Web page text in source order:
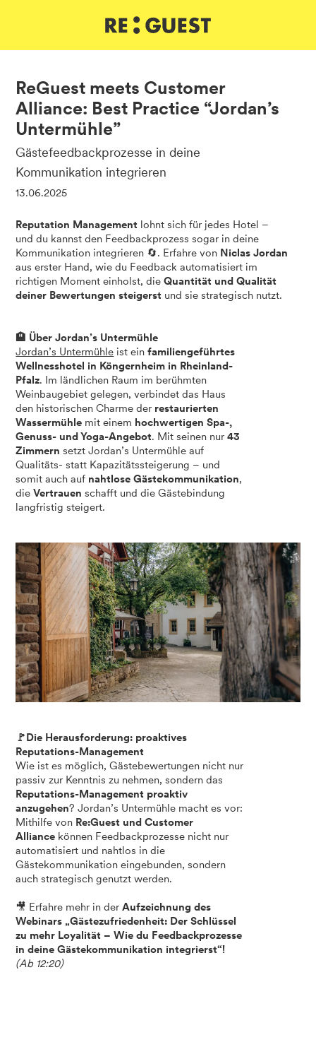
ReGuest meets Customer
Alliance: Best Practice “Jordan’s
Untermühle”
Gästefeedbackprozesse in deine
Kommunikation integrieren
13.06.2025
Reputation Management lohnt sich für jedes Hotel –
und du kannst den Feedbackprozess sogar in deine
Kommunikation integrieren 🔄. Erfahre von Niclas Jordan
aus erster Hand, wie du Feedback automatisiert im
richtigen Moment einholst, dieQuantität und Qualität
deiner Bewertungen steigerst und sie strategisch nutzt.
🏨 Über Jordan’s Untermühle
Jordan’s Untermühle ist einfamiliengeführtes
Wellnesshotel in Köngernheim in Rheinland-
Pfalz. Im ländlichen Raum im berühmten
Weinbaugebiet gelegen, verbindet das Haus
den historischen Charme der restaurierten
Wassermühle mit einem hochwertigen Spa-,
Genuss- und Yoga-Angebot. Mit seinen nur43
Zimmern setzt Jordan’s Untermühle auf
Qualitäts- statt Kapazitätssteigerung – und
somit auch auf nahtlose Gästekommunikation,
dieVertrauenschafft und die Gästebindung
langfristig steigert.
🚩Die Herausforderung: proaktives
Reputations-Management
Wie ist es möglich, Gästebewertungen nicht nur
passiv zur Kenntnis zu nehmen, sondern das
Reputations-Management proaktiv
anzugehen? Jordan’s Untermühle macht es vor:
Mithilfe von Re:Guest und Customer
Alliance können Feedbackprozesse nicht nur
automatisiert und nahtlos in die
Gästekommunikation eingebunden, sondern
auch strategisch genutzt werden.
🎥 Erfahre mehr in derAufzeichnung des
Webinars „Gästezufriedenheit: Der Schlüssel
zu mehr Loyalität – Wie du Feedbackprozesse
in deine Gästekommunikation integrierst“!
(Ab 12:20)